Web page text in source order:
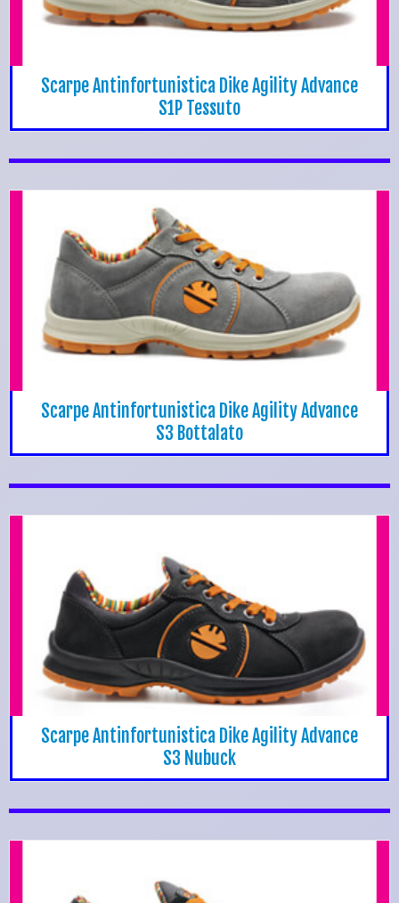
Scarpe Antinfortunistica Dike Agility Advance
S1P Tessuto
Scarpe Antinfortunistica Dike Agility Advance
S3 Bottalato
Scarpe Antinfortunistica Dike Agility Advance
S3 Nubuck